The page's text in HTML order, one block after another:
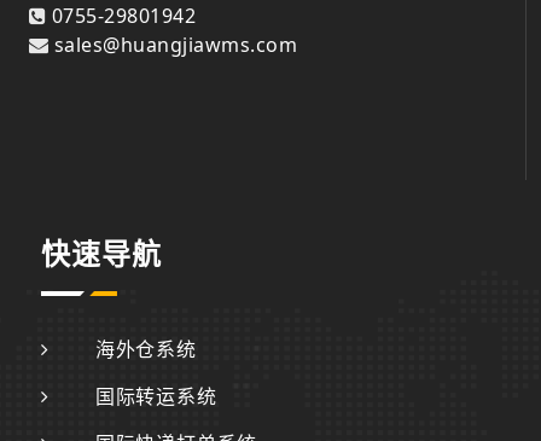
0755-29801942
sales@huangjiawms.com
快速导航
海外仓系统
国际转运系统